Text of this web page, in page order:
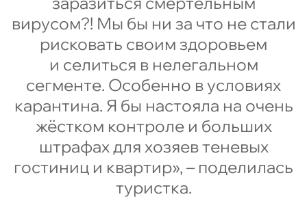
вирусом?! Мы бы ни за что не стали
рисковать своим здоровьем
и селиться в нелегальном
сегменте. Особенно в условиях
карантина. Я бы настояла на очень
жёстком контроле и больших
штрафах для хозяев теневых
гостиниц и квартир», – поделилась
туристка.